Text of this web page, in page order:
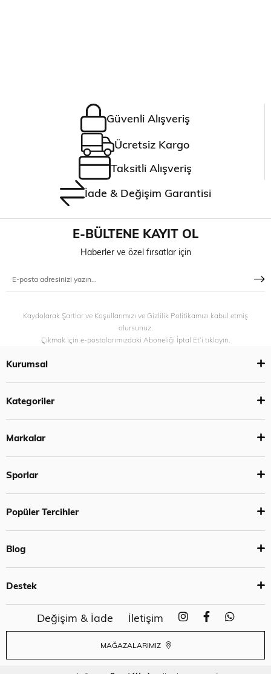
Güvenli Alışveriş
Ücretsiz Kargo
Taksitli Alışveriş
İade & Değişim Garantisi
E-BÜLTENE KAYIT OL
Haberler ve özel fırsatlar için
Kaydolarak Şartlar ve Koşullarımızı ve Gizlilik Politikamızı kabul etmiş
olursunuz.
Çıkmak için e-postalarımızdaki Aboneliği İptal Et’i tıklayın.
Kurumsal
Kategoriler
Markalar
Sporlar
Popüler Tercihler
Blog
Destek
Değişim & İade İletişim
MAĞAZALARIMIZ